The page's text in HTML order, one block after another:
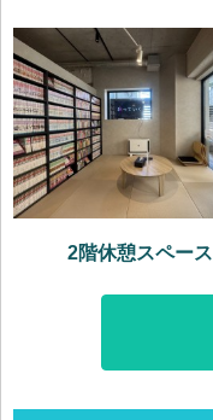
2階休憩スペース